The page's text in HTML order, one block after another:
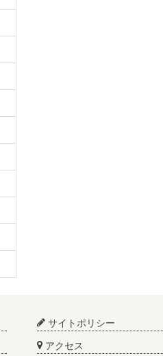
サイトポリシー
アクセス